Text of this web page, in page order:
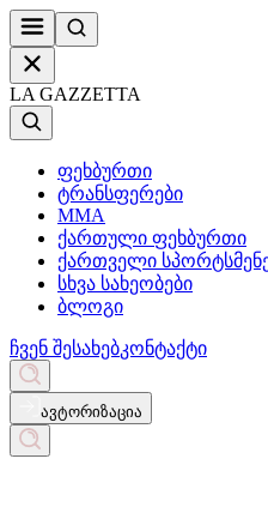
LA GAZZETTA
ფეხბურთი
ტრანსფერები
MMA
ქართული ფეხბურთი
ქართველი
სხვა სახეობები
ბლოგი
ჩვენ შესახებკონტაქტი
ავტორიზაცია